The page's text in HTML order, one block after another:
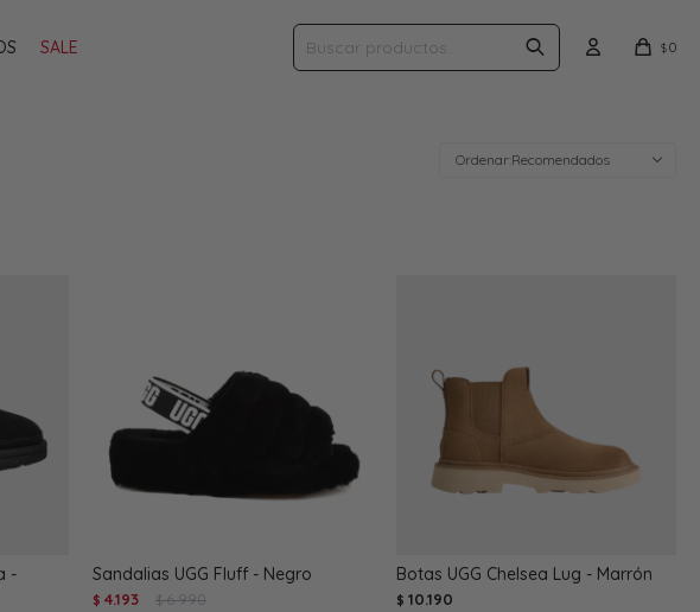
SALE $0
Recomendados
-
Sandalias UGG Fluff - Negro
$ 4.193 $ 6.990
Botas UGG Chelsea Lug - Marrón
$ 10.190